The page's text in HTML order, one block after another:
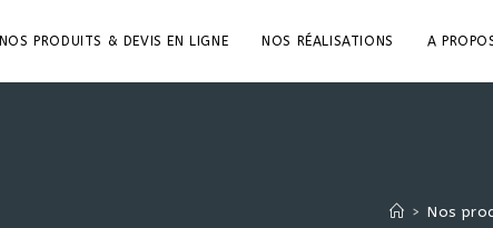
NOS PRODUITS & DEVIS EN LIGNE NOS RÉALISATIONS A
> Nos